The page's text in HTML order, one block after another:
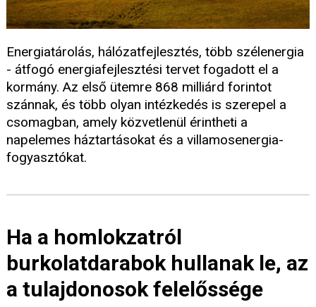
Energiatárolás, hálózatfejlesztés, több szélenergia
- átfogó energiafejlesztési tervet fogadott el a
kormány. Az első ütemre 868 milliárd forintot
szánnak, és több olyan intézkedés is szerepel a
csomagban, amely közvetlenül érintheti a
napelemes háztartásokat és a villamosenergia-
fogyasztókat.
Ha a homlokzatról
burkolatdarabok hullanak le, az
a tulajdonosok felelőssége